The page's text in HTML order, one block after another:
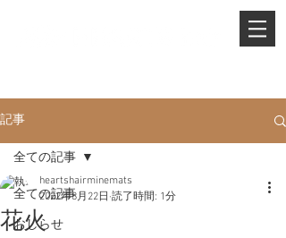
記事
全ての記事
おしらせ
全ての記事
花火
heartshairminemats
2022年8月22日 読了時間: 1分